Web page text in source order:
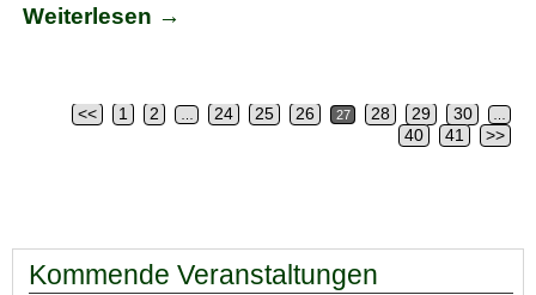
Weiterlesen →
<< 1 2 24 25 26 27 28 29 30
40 41 >>
Kommende Veranstaltungen